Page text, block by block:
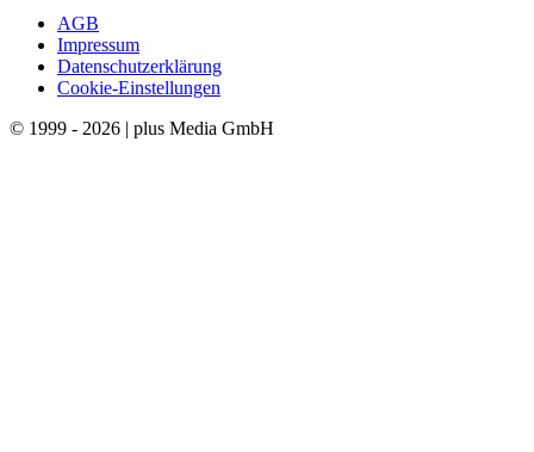
AGB
Impressum
Datenschutzerklärung
Cookie-Einstellungen
© 1999 - 2026 | plus Media GmbH